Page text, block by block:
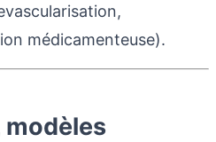
médicamenteuse).
modèles